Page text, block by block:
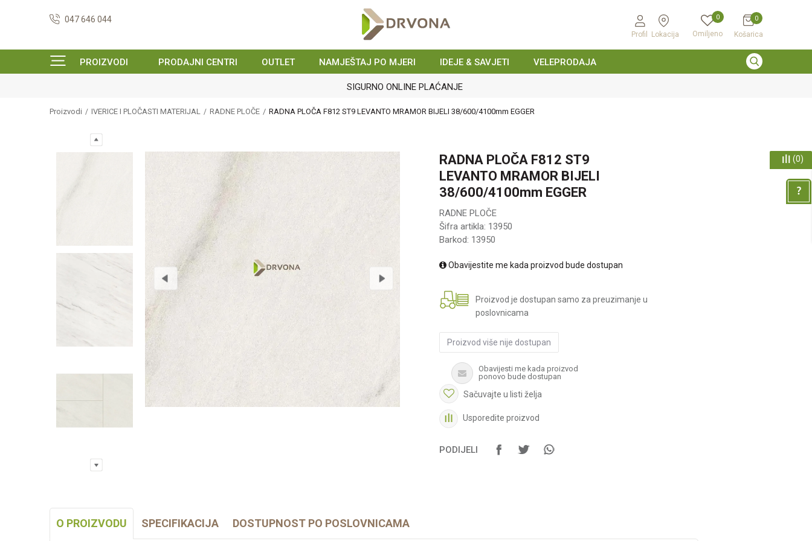
047 646 044
Profil Lokacija Omiljeno
0
Košarica
0
PROIZVODI PRODAJNI CENTRI OUTLET NAMJEŠTAJ PO MJERI IDEJE & SAVJETI VELEPRODAJA
SIGURNO ONLINE PLAĆANJE
Proizvodi IVERICE I PLOČASTI MATERIJAL RADNE PLOČE RADNA PLOČA F812 ST9 LEVANTO MRAMOR BIJELI 38/600/4100mm EGGER
RADNA PLOČA F812 ST9
LEVANTO MRAMOR BIJELI
38/600/4100mm EGGER
RADNE PLOČE
Šifra artikla: 13950
Barkod: 13950
Obavijestite me kada proizvod bude dostupan
Proizvod je dostupan samo za preuzimanje u
poslovnicama
Proizvod više nije dostupan
Obavijesti me kada proizvod
ponovo bude dostupan
Sačuvajte u listi želja
Usporedite proizvod
PODIJELI
O PROIZVODU SPECIFIKACIJA DOSTUPNOST PO POSLOVNICAMA
(0)